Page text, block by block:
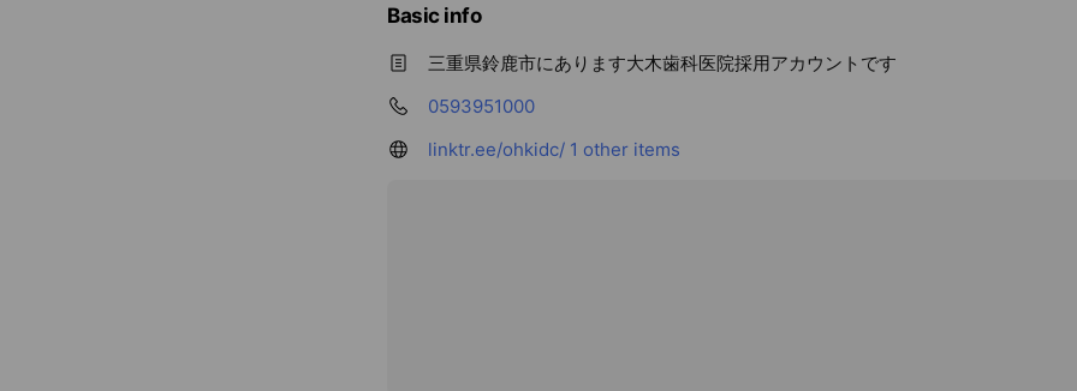
Basic info
三重県鈴鹿市にあります大木歯科医院採用アカウントです
0593951000
linktr.ee/ohkidc/ 1 other items